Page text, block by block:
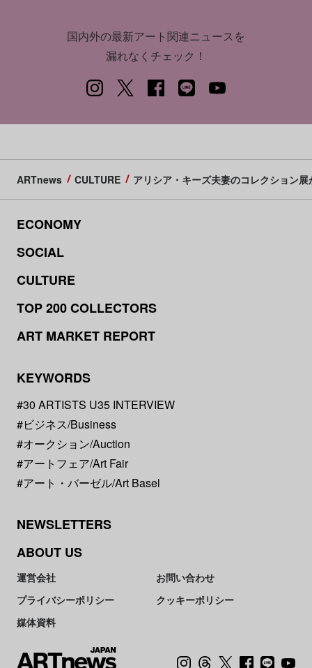
国内外の最新アート関連ニュースを
漏れなくチェック！
ARTnews CULTURE アリシア・キーズ夫妻のコレクション
ECONOMY
SOCIAL
CULTURE
TOP 200 COLLECTORS
ART MARKET REPORT
KEYWORDS
#30 ARTISTS U35 INTERVIEW
#ビジネス/Business
#オークション/Auction
#アートフェア/Art Fair
#アート・バーゼル/Art Basel
NEWSLETTERS
ABOUT US
運営会社
お問い合わせ
プライバシーポリシー
クッキーポリシー
媒体資料